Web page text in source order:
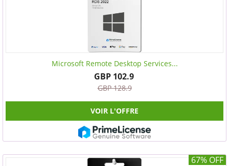
Microsoft Remote Desktop Services...
GBP 102.9
GBP 128.9
VOIR L'OFFRE
67% OFF